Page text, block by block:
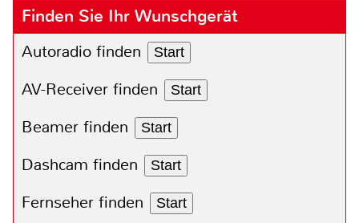
Finden Sie Ihr Wunschgerät
Autoradio finden Start
AV-Receiver finden Start
Beamer finden Start
Dashcam finden Start
Fernseher finden Start